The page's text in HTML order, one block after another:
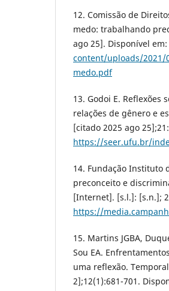
12. Comissão de
medo: trabalhando
ago 25]. Disponível em:
content/uploads/2021/
medo.pdf
13. Godoi E. Reflexões
relações de gênero e
[citado 2025 ago
https://seer.ufu.br/
14. Fundação Instituto
preconceito e
[Internet]. [s.l.]: [s.n.];
https://
15. Martins JGBA,
Sou EA.
uma reflexão.
2];12(1):681-701.